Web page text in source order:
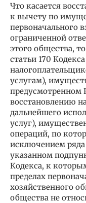
Что касается
к вычету по
первоначального
ограниченной
этого общества,
статьи 170
услугам),
предусмотренном
восстановлению
дальнейшего
услуг),
операций, по
исключением
указанном
Кодекса, к
пределах
хозяйственного
общества не